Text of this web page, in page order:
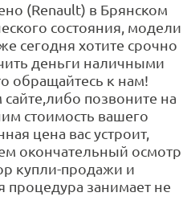
(Renault) в Брянском
состояния, модели
сегодня хотите срочно
деньги наличными
обращайтесь к нам!
позвоните на
стоимость вашего
цена вас устроит,
окончательный осмотр
купли-продажи и
процедура занимает не